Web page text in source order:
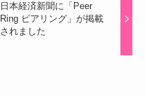
日本経済新聞に「Peer
Ring ピアリング」が掲載
されました